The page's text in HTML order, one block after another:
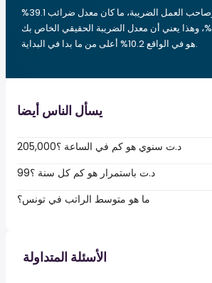
لذلك، بدفعك أنت وصاحب العمل الضريبة، ما كان معدل ضرائب 39.1%
يرتفع الآن إلى 49.3%، وهذا يعني أن معدل الضريبة الحقيقي الخاص بك
هو في الواقع 10.2% أعلى من ما بدا في البداية.
يسأل الناس أيضا
205,000د.ت سنوي هو كم في الساعة ؟
99د.ت باستمرار هو كم كل سنة ؟
ما هو متوسط الراتب في تونس؟
الأسئلة المتداولة